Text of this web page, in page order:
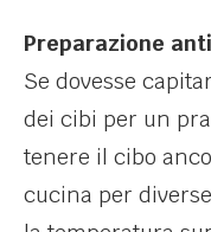
Preparazione
​Se dovesse
dei cibi per un
tenere il cibo
cucina per